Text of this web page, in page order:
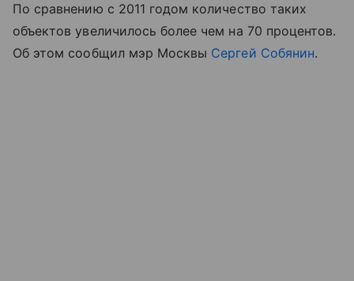
По сравнению с 2011 годом количество таких
объектов увеличилось более чем на 70 процентов.
Об этом сообщил мэр Москвы Сергей Собянин.